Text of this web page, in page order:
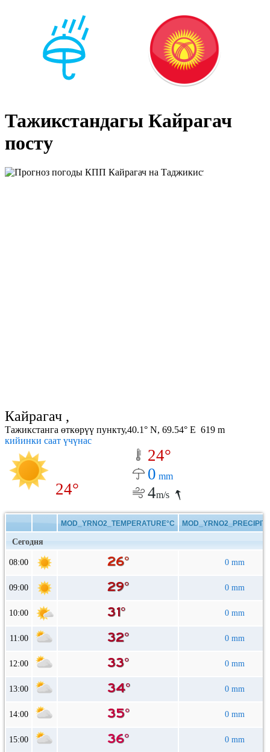
Тажикстандагы Кайрагач
посту
Кайрагач ,
Тажикстанга өткөрүү пункту,40.1° N, 69.54° E 619 m
кийинки саат үчүнас
24°
24°
0 mm
4m/s
MOD_YRNO2_TEMPERATURE°C
Сегодня
08:00 0 mm
09:00 0 mm
10:00 0 mm
11:00 0 mm
12:00 0 mm
13:00 0 mm
14:00 0 mm
15:00 0 mm